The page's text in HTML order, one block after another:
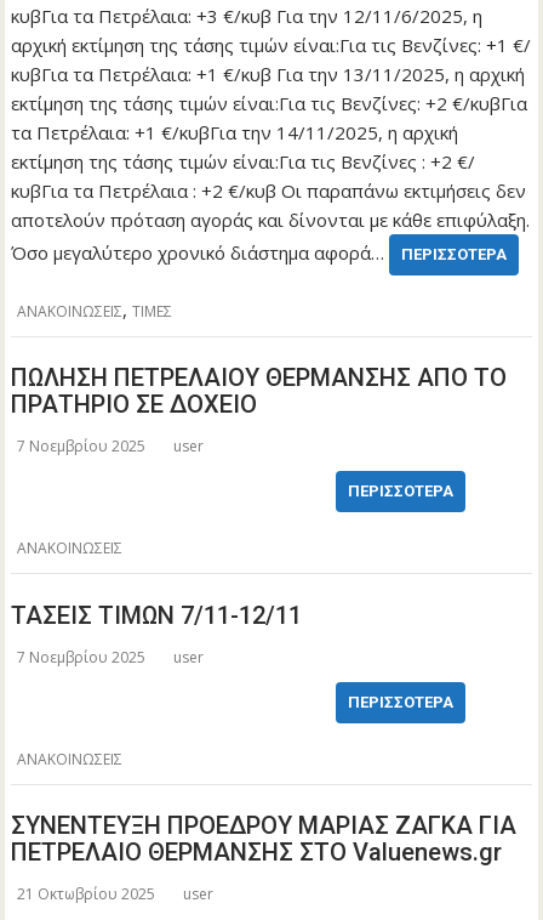
κυβΓια τα Πετρέλαια: +3 €/κυβ Για την 12/11/6/2025, η
αρχική εκτίμηση της τάσης τιμών είναι:Για τις Βενζίνες: +1 €/
κυβΓια τα Πετρέλαια: +1 €/κυβ Για την 13/11/2025, η αρχική
εκτίμηση της τάσης τιμών είναι:Για τις Βενζίνες: +2 €/κυβΓια
τα Πετρέλαια: +1 €/κυβΓια την 14/11/2025, η αρχική
εκτίμηση της τάσης τιμών είναι:Για τις Βενζίνες : +2 €/
κυβΓια τα Πετρέλαια : +2 €/κυβ Οι παραπάνω εκτιμήσεις δεν
αποτελούν πρόταση αγοράς και δίνονται με κάθε επιφύλαξη.
Όσο μεγαλύτερο χρονικό διάστημα αφορά…
ΠΕΡΙΣΣΌΤΕΡΑ
ΑΝΑΚΟΙΝΩΣΕΙΣ,ΤΙΜΕΣ
ΠΩΛΗΣΗ ΠΕΤΡΕΛΑΙΟΥ ΘΕΡΜΑΝΣΗΣ ΑΠΟ ΤΟ
ΠΡΑΤΗΡΙΟ ΣΕ ΔΟΧΕΙΟ
7 Νοεμβρίου 2025 user
ΠΕΡΙΣΣΌΤΕΡΑ
ΑΝΑΚΟΙΝΩΣΕΙΣ
ΤΑΣΕΙΣ ΤΙΜΩΝ 7/11-12/11
7 Νοεμβρίου 2025 user
ΠΕΡΙΣΣΌΤΕΡΑ
ΑΝΑΚΟΙΝΩΣΕΙΣ
ΣΥΝΕΝΤΕΥΞΗ ΠΡΟΕΔΡΟΥ ΜΑΡΙΑΣ ΖΑΓΚΑ ΓΙΑ
ΠΕΤΡΕΛΑΙΟ ΘΕΡΜΑΝΣΗΣ ΣΤΟ Valuenews.gr
21 Οκτωβρίου 2025 user